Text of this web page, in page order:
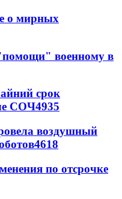
о мирных
военному в
срок
СОЧ4935
воздушный
4618
по отсрочке